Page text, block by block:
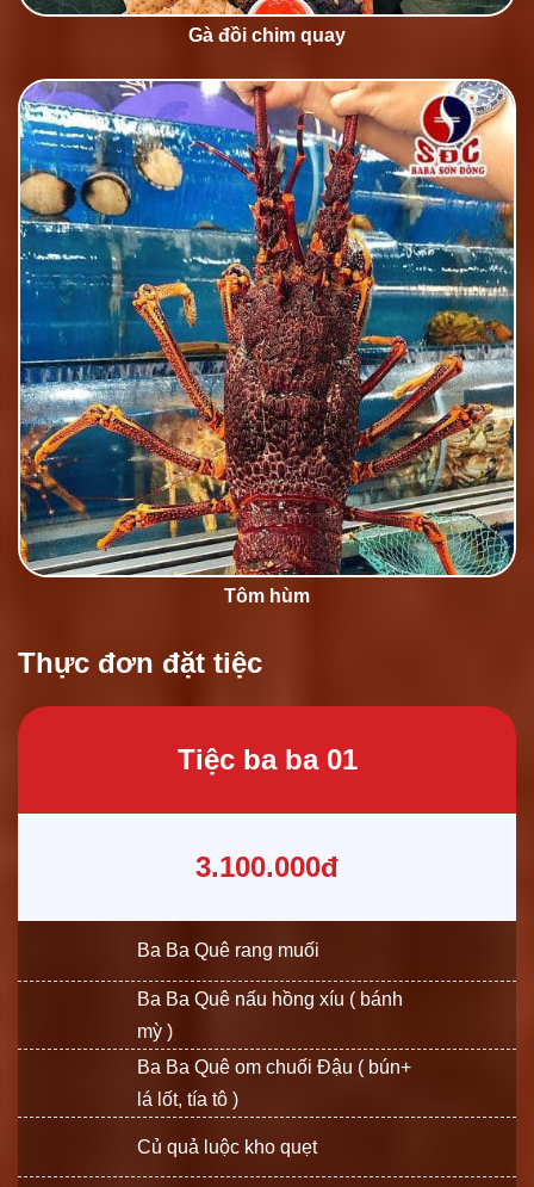
Gà đồi chim quay
Tôm hùm
Thực đơn đặt tiệc
Tiệc ba ba 01
3.100.000đ
Ba Ba Quê rang muối
Ba Ba Quê nấu hồng xíu ( bánh
mỳ )
Ba Ba Quê om chuối Đậu ( bún+
lá lốt, tía tô )
Củ quả luộc kho quẹt